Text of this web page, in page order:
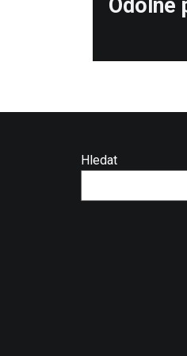
Odolné
Hledat